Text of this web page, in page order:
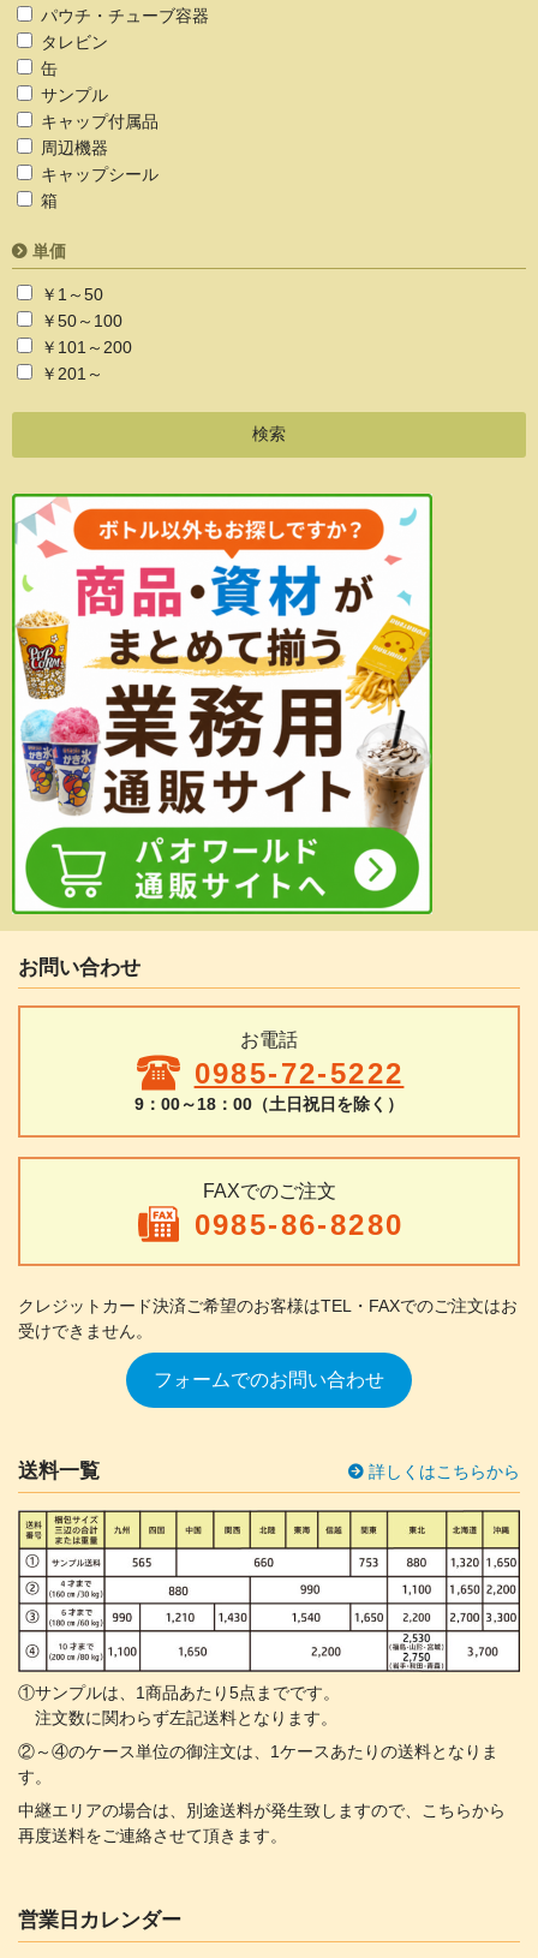
パウチ・チューブ容器
タレビン
缶
サンプル
キャップ付属品
周辺機器
キャップシール
箱
単価
￥1～50
￥50～100
￥101～200
￥201～
お問い合わせ
お電話
0985-72-5222
9：00～18：00（土日祝日を除く）
FAXでのご注文
0985-86-8280
クレジットカード決済ご希望のお客様はTEL・FAXでのご注文はお
受けできません。
フォームでのお問い合わせ
送料一覧 詳しくはこちらから
①サンプルは、1商品あたり5点までです。
注文数に関わらず左記送料となります。
②～④のケース単位の御注文は、1ケースあたりの送料となりま
す。
中継エリアの場合は、別途送料が発生致しますので、こちらから
再度送料をご連絡させて頂きます。
営業日カレンダー